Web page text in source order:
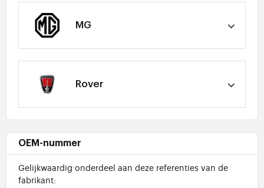
MG
Rover
OEM-nummer
Gelijkwaardig onderdeel aan deze referenties van de
fabrikant: